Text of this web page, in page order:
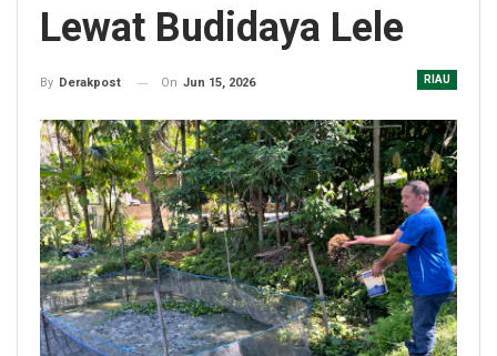
Lewat Budidaya Lele
RIAU
By Derakpost On Jun 15, 2026